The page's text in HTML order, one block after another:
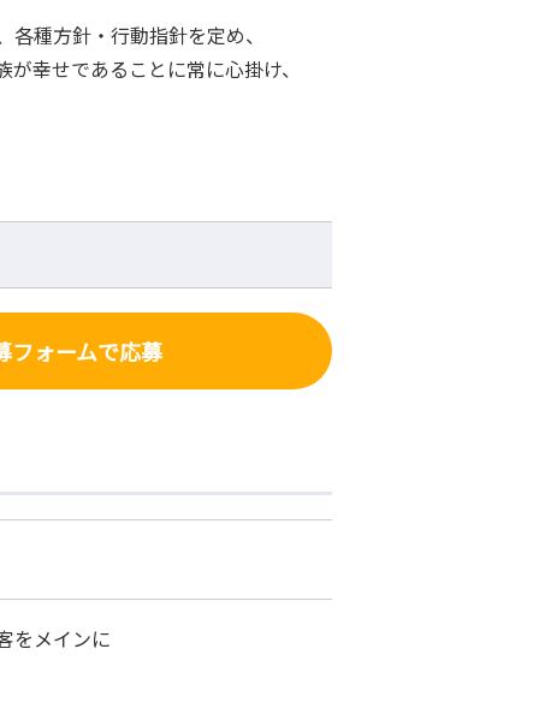
種方針・行動指針を定め、
幸せであることに常に心掛け、
フォームで応募
をメインに